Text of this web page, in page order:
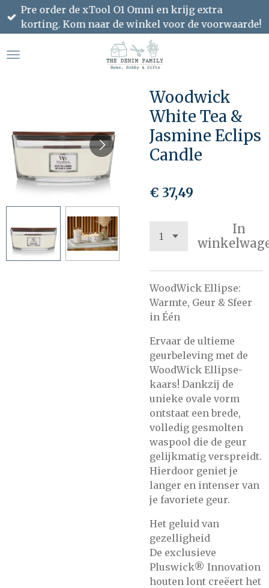
Ga
direct
de
Pre order de xTool O1 Omni en krijg extra
korting. Kom naar de winkel voor de voorwaarde!
Woodwick
White Tea &
Jasmine Eclips
Candle
€ 37,49
In
WoodWick Ellipse:
Warmte, Geur & Sfeer
in Één
Ervaar de ultieme
geurbeleving met de
WoodWick Ellipse-
kaars! Dankzij de
unieke ovale vorm
ontstaat een brede,
volledig gesmolten
waspool die de geur
gelijkmatig verspreidt.
Hierdoor geniet je
langer en intenser van
je favoriete geur.
Het geluid van
gezelligheid
De exclusieve
Pluswick® Innovation
houten lont creëert het